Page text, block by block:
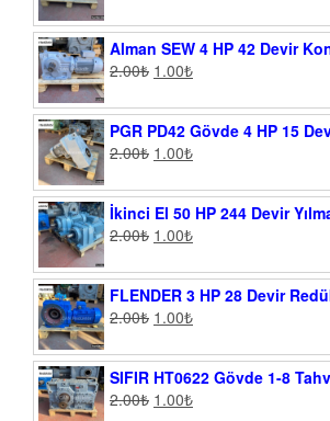
Alman SEW 4 HP 42 Devir
2.00₺ 1.00₺
PGR PD42 Gövde 4 HP 15
2.00₺ 1.00₺
İkinci El 50 HP 244 Devir
2.00₺ 1.00₺
FLENDER 3 HP 28 Devir
2.00₺ 1.00₺
SIFIR HT0622 Gövde 1-8
2.00₺ 1.00₺